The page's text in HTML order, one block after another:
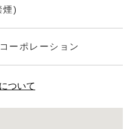
煙)
ーポレーション
ついて